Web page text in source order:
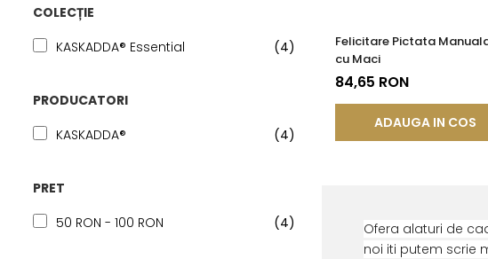
COLECȚIE
KASKADDA® Essential
(4)
PRODUCATORI
KASKADDA®
(4)
PRET
50 RON - 100 RON
(4)
Felicitare Pictata
cu Maci
84,65 RON
ADAUGA IN COS
Ofera alaturi de
noi iti putem scrie